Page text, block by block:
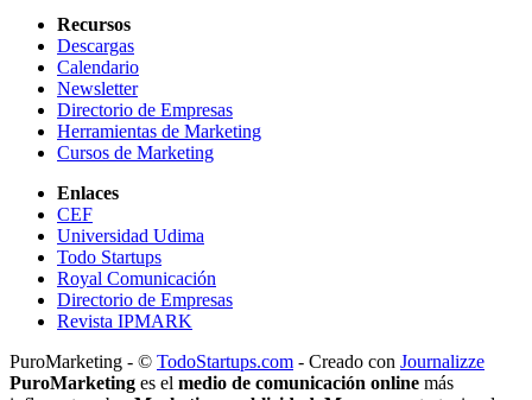
Recursos
Descargas
Calendario
Newsletter
Directorio de Empresas
Herramientas de Marketing
Cursos de Marketing
Enlaces
CEF
Universidad Udima
Todo Startups
Royal Comunicación
Directorio de Empresas
Revista IPMARK
PuroMarketing - © TodoStartups.com - Creado con Journalizze
PuroMarketing es el medio de comunicación online más